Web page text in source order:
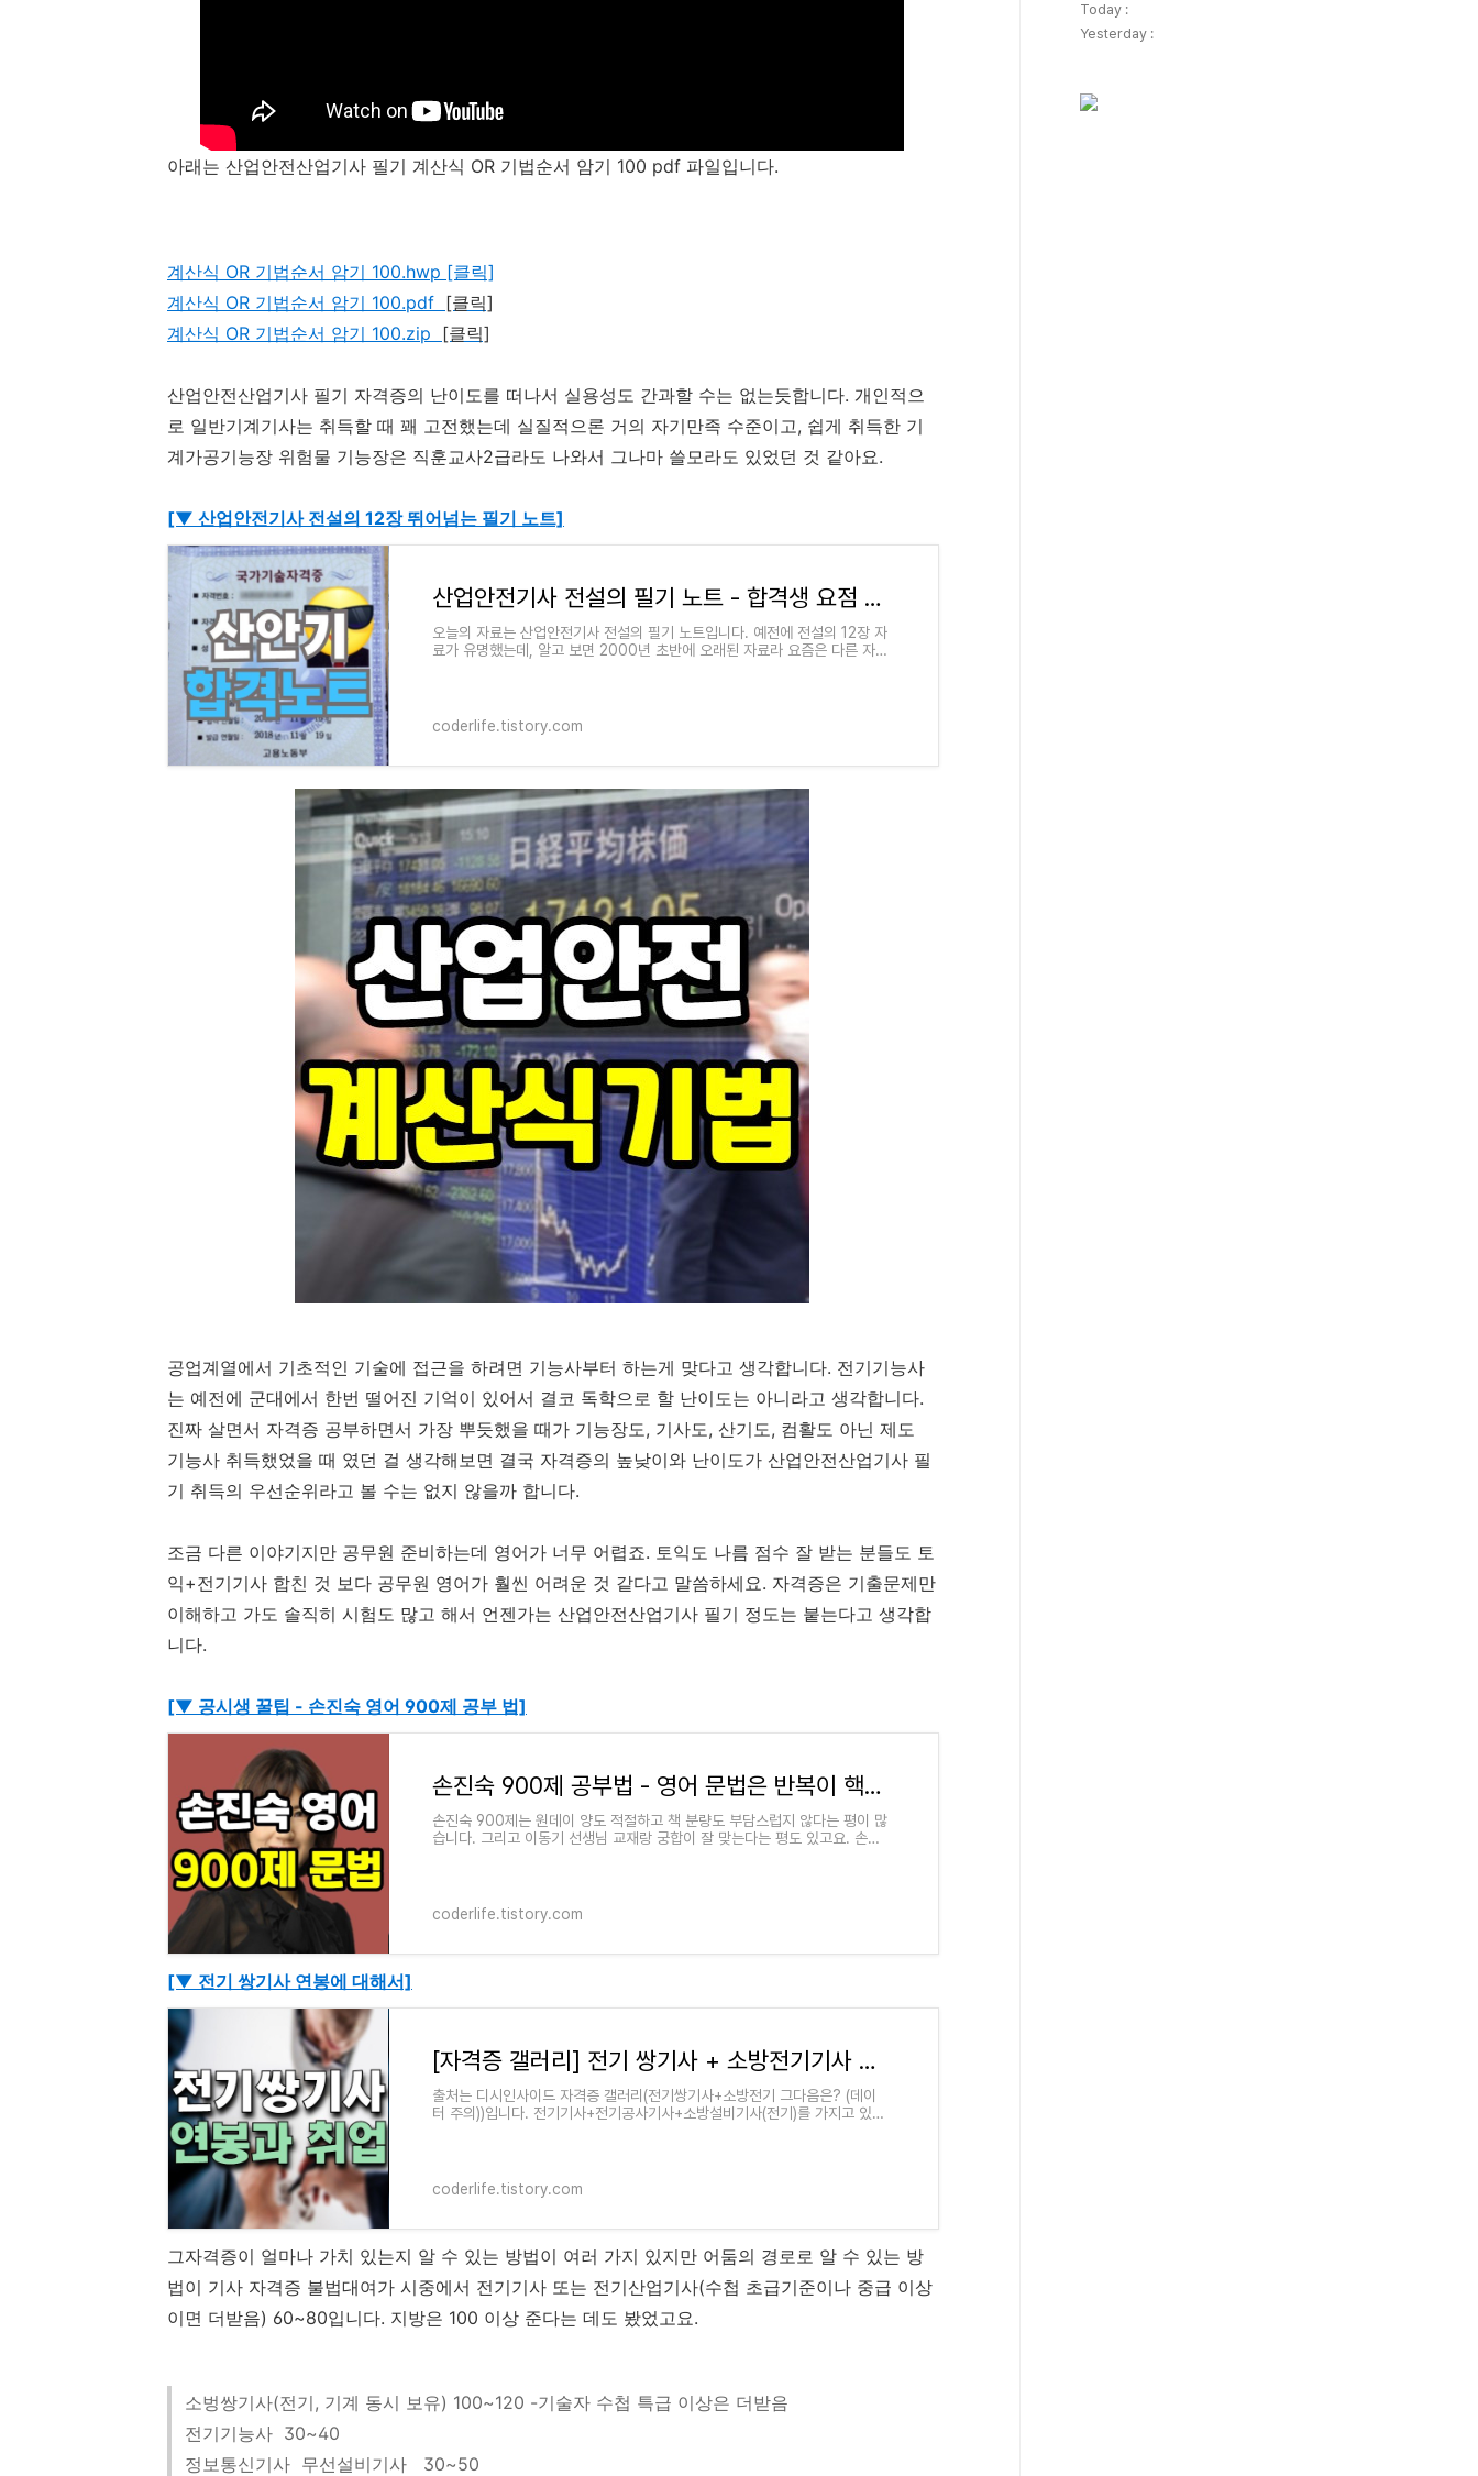
아래는 산업안전산업기사 필기 계산식 OR 기법순서 암기 100 pdf 파일입니다.
계산식 OR 기법순서 암기 100.hwp [클릭]
계산식 OR 기법순서 암기 100.pdf [클릭]
계산식 OR 기법순서 암기 100.zip
[클릭]
산업안전산업기사 필기 자격증의 난이도를 떠나서 실용성도 간과할 수는 없는듯합니다. 개인적으
로 일반기계기사는 취득할 때 꽤 고전했는데 실질적으론 거의 자기만족 수준이고, 쉽게 취득한 기
계가공기능장 위험물 기능장은 직훈교사2급라도 나와서 그나마 쓸모라도 있었던 것 같아요.
[▼ 산업안전기사 전설의 12장 뛰어넘는 필기 노트]
산업안전기사 전설의 필기 노트 - 합격생 요점 정리
오늘의 자료는 산업안전기사 전설의 필기 노트입니다. 예전에 전설의 12장 자
료가 유명했는데, 알고 보면 2000년 초반에 오래된 자료라 요즘은 다른 자
coderlife.tistory.com
공업계열에서 기초적인 기술에 접근을 하려면 기능사부터 하는게 맞다고 생각합니다. 전기기능사
는 예전에 군대에서 한번 떨어진 기억이 있어서 결코 독학으로 할 난이도는 아니라고 생각합니다.
진짜 살면서 자격증 공부하면서 가장 뿌듯했을 때가 기능장도, 기사도, 산기도, 컴활도 아닌 제도
기능사 취득했었을 때 였던 걸 생각해보면 결국 자격증의 높낮이와 난이도가 산업안전산업기사 필
기 취득의 우선순위라고 볼 수는 없지 않을까 합니다.
조금 다른 이야기지만 공무원 준비하는데 영어가 너무 어렵죠. 토익도 나름 점수 잘 받는 분들도 토
익+전기기사 합친 것 보다 공무원 영어가 훨씬 어려운 것 같다고 말씀하세요. 자격증은 기출문제만
이해하고 가도 솔직히 시험도 많고 해서 언젠가는 산업안전산업기사 필기 정도는 붙는다고 생각합
니다.
[▼ 공시생 꿀팁 - 손진숙 영어 900제 공부 법]
손진숙 900제 공부법 - 영어 문법은 반복이 핵심!
손진숙 900제는 원데이 양도 적절하고 책 분량도 부담스럽지 않다는 평이 많
습니다. 그리고 이동기 선생님 교재랑 궁합이 잘 맞는다는 평도 있고요. 손진
coderlife.tistory.com
[▼ 전기 쌍기사 연봉에 대해서]
[자격증 갤러리] 전기 쌍기사 + 소방전기기사 취업 루트 [연봉 높이려면]
출처는 디시인사이드 자격증 갤러리(전기쌍기사+소방전기 그다음은? (데이
터 주의))입니다. 전기기사+전기공사기사+소방설비기사(전기)를 가지고 있다
coderlife.tistory.com
그자격증이 얼마나 가치 있는지 알 수 있는 방법이 여러 가지 있지만 어둠의 경로로 알 수 있는 방
법이 기사 자격증 불법대여가 시중에서 전기기사 또는 전기산업기사(수첩 초급기준이나 중급 이상
이면 더받음) 60~80입니다. 지방은 100 이상 준다는 데도 봤었고요.
소벙쌍기사(전기, 기계 동시 보유) 100~120 -기술자 수첩 특급 이상은 더받음
전기기능사 30~40
정보통신기사 무선설비기사 30~50
Today :
Yesterday :